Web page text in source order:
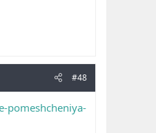
#48
pomeshcheniya-